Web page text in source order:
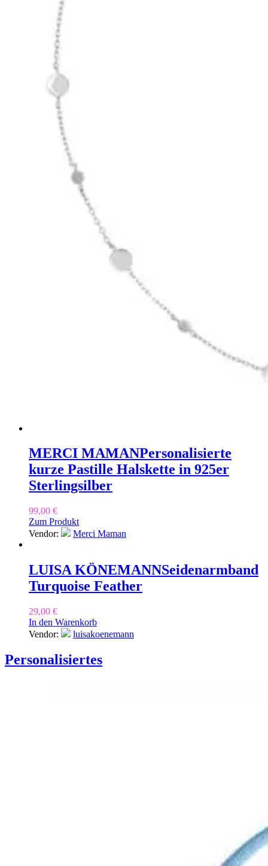
MERCI MAMANPersonalisierte
kurze Pastille Halskette in 925er
Sterlingsilber
99,00 €
Zum Produkt
Vendor:
Merci Maman
LUISA KÖNEMANNSeidenarmband
Turquoise Feather
29,00 €
In den Warenkorb
Vendor:
luisakoenemann
Personalisiertes